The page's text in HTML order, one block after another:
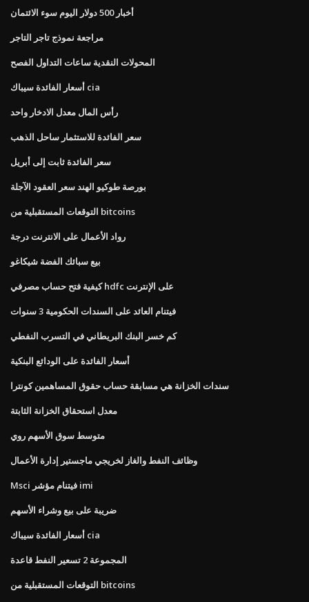
أخبار 500 دولار اليوم سوء الائتمان
مراجعة نموذج تاجر التاجر
المحولات النقدية ساعات التداول الفصح
أسعار الفائدة سيباك cia
رأس المال معدل الادخار واحد
سعر الفائدة للاستثمار ساحل الذهب
سعر الفائدة ثابت إلى أبريل
بورصة طوكيو الهند سعر العقود الآجلة
التوقعات المستقبلية من bitcoins
رواد الأعمال على الانترنت درجة
بيع سبائك الفضة شيكاغو
كيفية فتح حساب مصرفي hdfc على الإنترنت
فيتنام العائد على السندات الحكومية 3 سنوات
كم خسر البنك البريطاني في التسرب النفطي
أسعار الفائدة على الودائع البنكية
سندات الخزانة هي مسابقة حساب حقوق المساهمين كونترا
معدل استحقاق الخزانة الثابتة
متوسط ​​سوق الأسهم روي
وظائف النفط والغاز لخريجي ماجستير إدارة الأعمال
Msci فيتنام مؤشر imi
ضريبة على بيع وشراء الأسهم
أسعار الفائدة سيباك cia
المجموعة 2 تسعير النفط قاعدة
التوقعات المستقبلية من bitcoins